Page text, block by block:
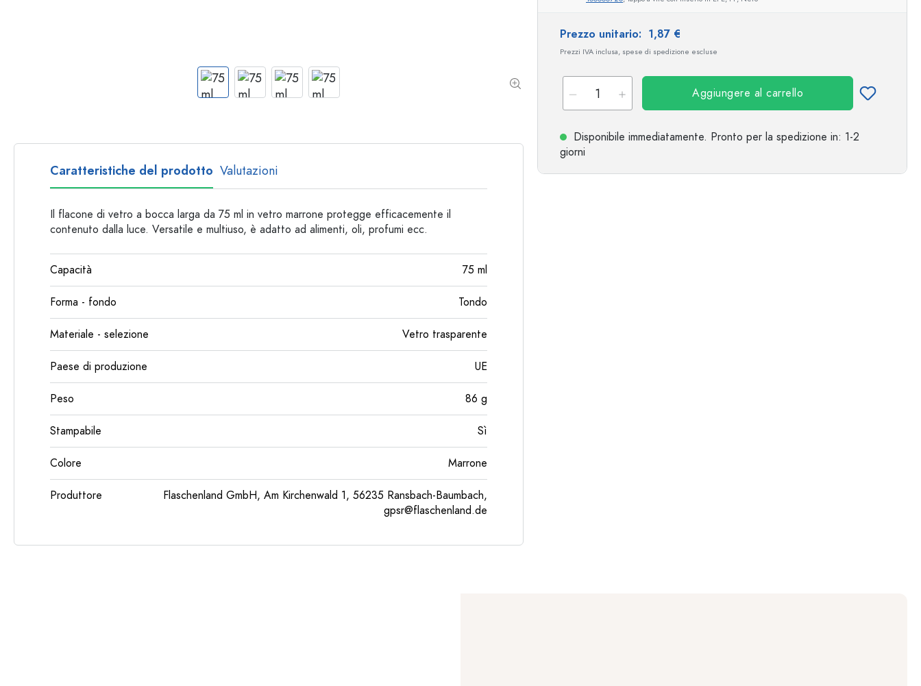
Bottiglie sfaccettate
Bottiglie cilindriche
Prezzo unitario: 1,87 €
Prezzi IVA inclusa, spese di spedizione escluse
Aggiungere al carrello
Disponibile immediatamente. Pronto per la spedizione in: 1-2
giorni
Caratteristiche del prodotto Valutazioni
Il flacone di vetro a bocca larga da 75 ml in vetro marrone protegge efficacemente il
contenuto dalla luce. Versatile e multiuso, è adatto ad alimenti, oli, profumi ecc.
Capacità 75 ml
Forma - fondo Tondo
Materiale - selezione Vetro trasparente
Paese di produzione UE
Peso 86 g
Stampabile Sì
Colore Marrone
Produttore
Flaschenland GmbH, Am Kirchenwald 1, 56235 Ransbach-Baumbach,
gpsr@flaschenland.de